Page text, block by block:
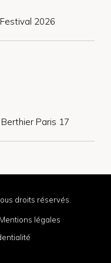
2026
Paris 17
droits réservés.
Mentions légales